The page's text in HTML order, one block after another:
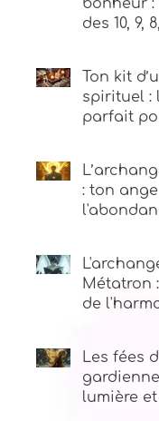
bonheur :
des 10, 9,
Ton kit
spirituel :
parfait
: ton
Métatron
de
sagesse
Les fées
lumière